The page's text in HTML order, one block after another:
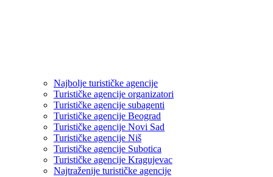
Najbolje turističke agencije
Turističke agencije organizatori
Turističke agencije subagenti
Turističke agencije Beograd
Turističke agencije Novi Sad
Turističke agencije Niš
Turističke agencije Subotica
Turističke agencije Kragujevac
Najtraženije turističke agencije